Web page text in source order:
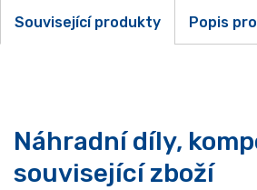
Související produkty Popis
Náhradní díly,
související zboží